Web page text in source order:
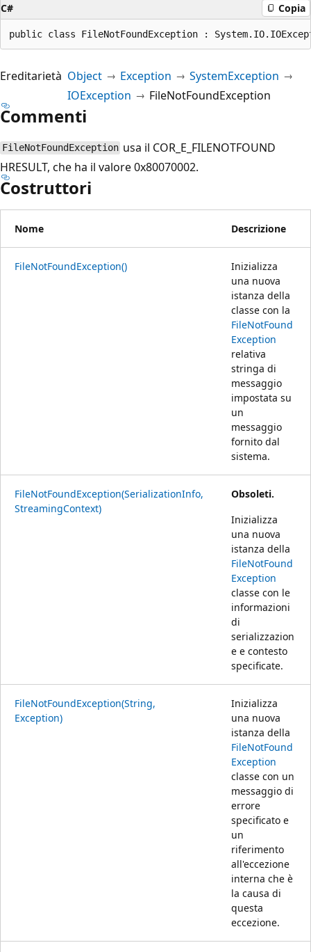
C# Copia
public class FileNotFoundException :
Ereditarietà Object Exception
SystemException
IOException
FileNotFoundException
Commenti
FileNotFoundException usa il COR_E_FILENOTFOUND
HRESULT, che ha il valore 0x80070002.
Costruttori
Nome Descrizione
FileNotFoundException()
Inizializza
una nuova
istanza della
classe con la
FileNotFound
Exception
relativa
stringa di
messaggio
impostata su
un
messaggio
fornito dal
sistema.
FileNotFoundException(SerializationInfo,
StreamingContext)
Obsoleti.
Inizializza
una nuova
istanza della
FileNotFound
Exception
classe con le
informazioni
di
serializzazion
e e contesto
specificate.
FileNotFoundException(String,
Exception)
Inizializza
una nuova
istanza della
FileNotFound
Exception
classe con un
messaggio di
errore
specificato e
un
riferimento
all'eccezione
interna che è
la causa di
questa
eccezione.